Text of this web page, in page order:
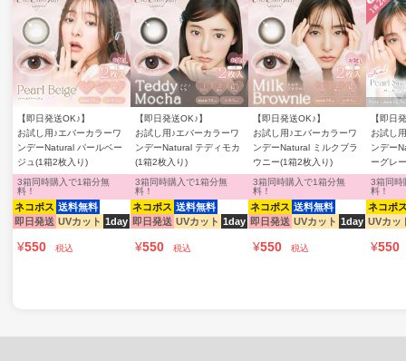
【即日発送OK♪】
お試し用♪エバーカラーワ
ンデーNatural パールベー
ジュ(1箱2枚入り)
ネコポス 送料無料
即日発送 UVカット 1day
3箱同時購入で1箱分無
料！
¥550 税込
【即日発送OK♪】
お試し用♪エバーカラーワ
ンデーNatural テディモカ
(1箱2枚入り)
ネコポス 送料無料
即日発送 UVカット 1day
3箱同時購入で1箱分無
料！
¥550 税込
【即日発送OK♪】
お試し用♪エバーカラーワ
ンデーNatural ミルクブラ
ウニー(1箱2枚入り)
ネコポス 送料無料
即日発送 UVカット 1day
3箱同時購入で1箱分無
料！
¥550 税込
【即日
お試し
ンデー
ーグレ
ネコポ
UVカッ
3箱同時
料！
¥550